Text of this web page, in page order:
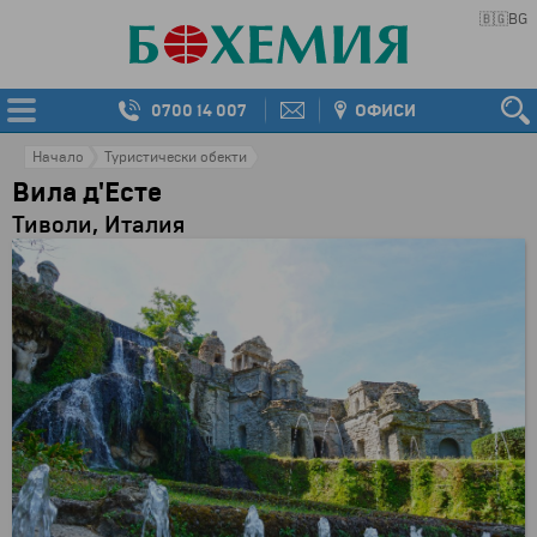
🇧🇬BG
0700 14 007 ОФИСИ
Начало Туристически обекти
Вила д'Есте
Тиволи, Италия